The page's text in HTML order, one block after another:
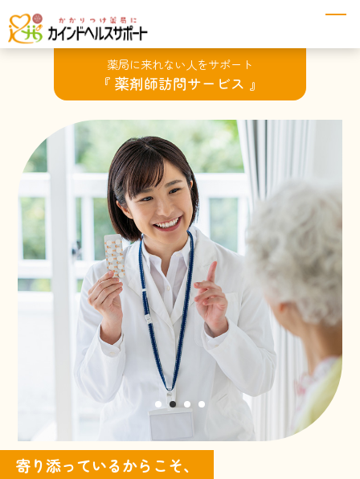
薬局に来れない人をサポート
『 薬剤師訪問サービス 』
1 2 3 4
寄り添っているからこそ、